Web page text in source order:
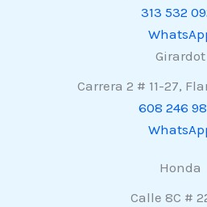
313 532
Girardot
Carrera 2 # 11-27,
608 246
Honda
Calle 8C #